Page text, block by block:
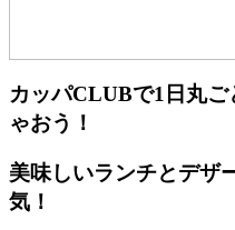
カッパCLUBで1日丸
ゃおう！
美味しいランチとデザ
気！